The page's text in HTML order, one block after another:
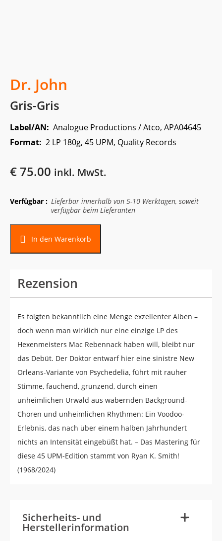
Dr. John
Gris-Gris
Label/AN: Analogue Productions / Atco, APA04645
Format: 2 LP 180g, 45 UPM, Quality Records
€75.00 inkl. MwSt.
Verfügbar : Lieferbar innerhalb von 5-10 Werktagen, soweit
verfügbar beim Lieferanten
In den Warenkorb
Alternative:
Rezension
Es folgten bekanntlich eine Menge exzellenter Alben –
doch wenn man wirklich nur eine einzige LP des
Hexenmeisters Mac Rebennack haben will, bleibt nur
das Debüt. Der Doktor entwarf hier eine sinistre New
Orleans-Variante von Psychedelia, führt mit rauher
Stimme, fauchend, grunzend, durch einen
unheimlichen Urwald aus wabernden Background-
Chören und unheimlichen Rhythmen: Ein Voodoo-
Erlebnis, das nach über einem halben Jahrhundert
nichts an Intensität eingebüßt hat. – Das Mastering für
diese 45 UPM-Edition stammt von Ryan K. Smith!
(1968/2024)
Sicherheits- und
Herstellerinformation +
-